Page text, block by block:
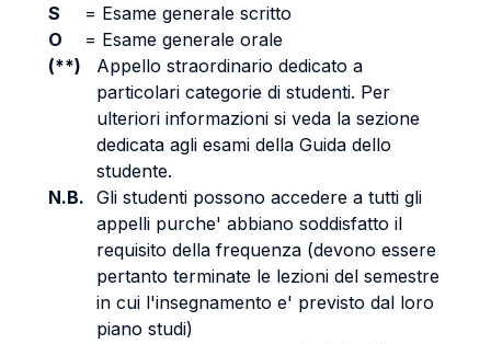
S
= Esame generale scritto
O
= Esame generale orale
(**)
Appello straordinario dedicato a
particolari categorie di studenti. Per
ulteriori informazioni si veda la sezione
dedicata agli esami della Guida dello
studente.
N.B. Gli studenti possono accedere a tutti gli
appelli purche' abbiano soddisfatto il
requisito della frequenza (devono essere
pertanto terminate le lezioni del semestre
in cui l'insegnamento e' previsto dal loro
piano studi)